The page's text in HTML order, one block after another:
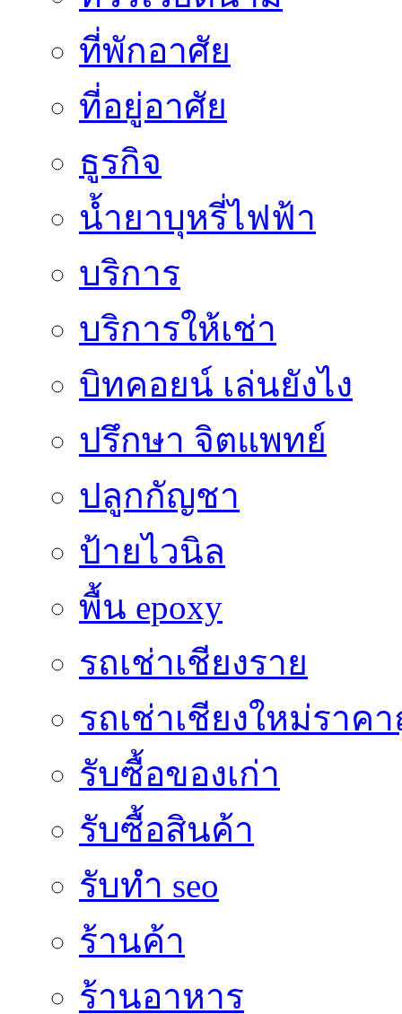
ที่พักอาศัย
ที่อยู่อาศัย
ธูรกิจ
น้ำยาบุหรี่ไฟฟ้า
บริการ
บริการให้เช่า
บิทคอยน์ เล่นยังไง
ปรึกษา จิตแพทย์
ปลูกกัญชา
ป้ายไวนิล
พื้น epoxy
รถเช่าเชียงราย
รถเช่าเชียงใหม่ราค
รับซื้อของเก่า
รับซื้อสินค้า
รับทำ seo
ร้านค้า
ร้านอาหาร